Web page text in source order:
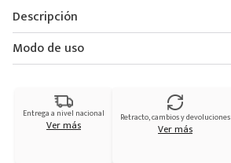
Descripción
Modo de uso
Entrega a nivel nacional
Ver más Retracto, cambios y devoluciones
Ver más